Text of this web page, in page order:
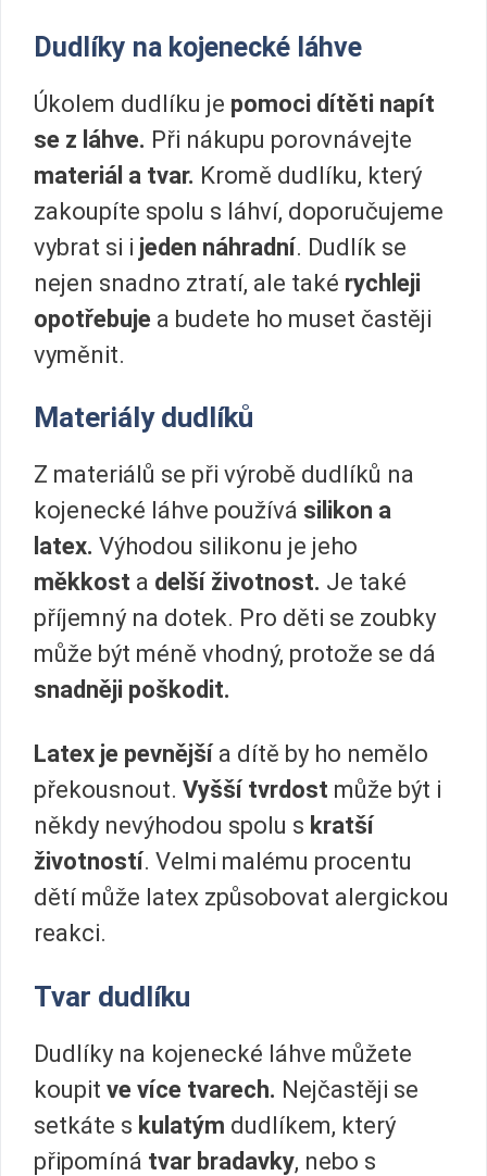
Dudlíky na kojenecké láhve
Úkolem dudlíku je pomoci dítěti napít
se z láhve. Při nákupu porovnávejte
materiál a tvar. Kromě dudlíku, který
zakoupíte spolu s láhví, doporučujeme
vybrat si i jeden náhradní. Dudlík se
nejen snadno ztratí, ale také rychleji
opotřebuje a budete ho muset častěji
vyměnit.
Materiály dudlíků
Z materiálů se při výrobě dudlíků na
kojenecké láhve používá silikon a
latex. Výhodou silikonu je jeho
měkkost a delší životnost. Je také
příjemný na dotek. Pro děti se zoubky
může být méně vhodný, protože se dá
snadněji poškodit.
Latex je pevnější a dítě by ho nemělo
překousnout. Vyšší tvrdost může být i
někdy nevýhodou spolu s kratší
životností. Velmi malému procentu
dětí může latex způsobovat alergickou
reakci.
Tvar dudlíku
Dudlíky na kojenecké láhve můžete
koupit ve více tvarech. Nejčastěji se
setkáte s kulatým dudlíkem, který
připomíná tvar bradavky, nebo s